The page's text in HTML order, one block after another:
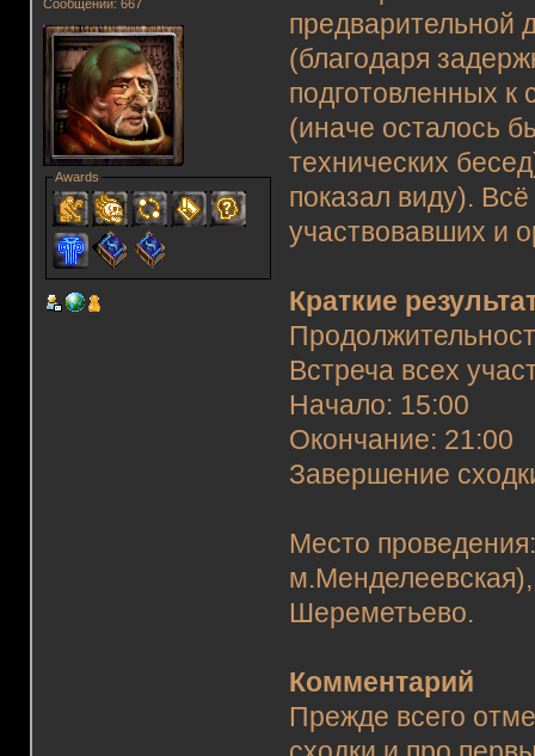
Сообщений: 667
Awards
предварительной
(благодаря
подготовленных
(иначе осталось
технических
показал виду).
участвовавших и
Краткие
Встреча всех
Начало: 15:00
Окончание: 21:00
Завершение
Место
Шереметьево.
Комментарий
Прежде всего